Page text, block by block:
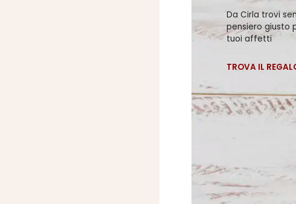
Da Cirla trovi
pensiero giusto
tuoi affetti
TROVA IL